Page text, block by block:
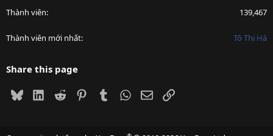
Thành viên 139,467
Thành viên mới nhất Tô Thị Hà
Share this page
BlueskyLinkedIn
Reddit PinterestTumblrWhatsApp
EmailLink